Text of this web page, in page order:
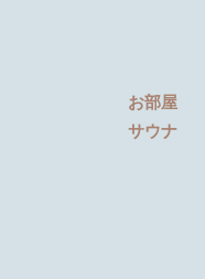
お部屋
サウナ